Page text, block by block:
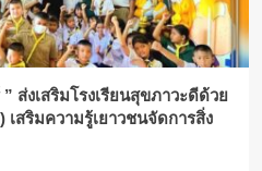
ส่งเสริมโรงเรียนสุขภาวะดีด้วย
สริมความรู้เยาวชนจัดการสิ่ง